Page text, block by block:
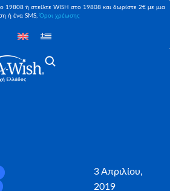
19808 ή στείλτε WISH στο 19808 και δωρίστε 2€ με μια
ή ένα SMS,Όροι χρέωσης
3 Απριλίου,
2019